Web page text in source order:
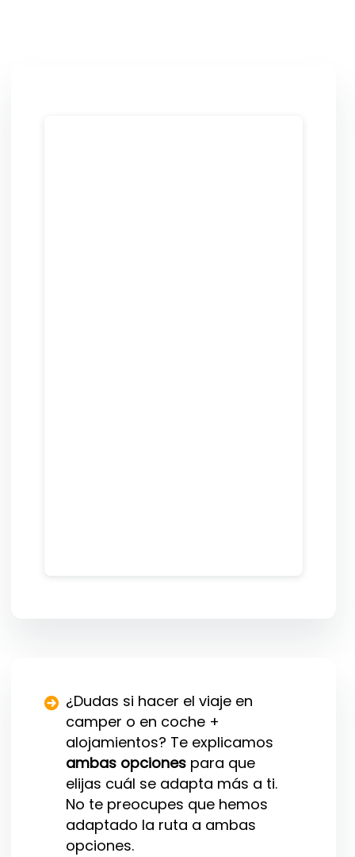
¿Dudas si hacer el viaje en
camper o en coche +
alojamientos? Te explicamos
ambas opciones para que
elijas cuál se adapta más a ti.
No te preocupes que hemos
adaptado la ruta a ambas
opciones.